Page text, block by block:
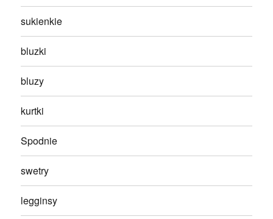
sukienkie
bluzki
bluzy
kurtki
Spodnie
swetry
legginsy